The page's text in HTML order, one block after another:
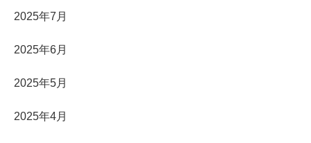
2025年7月
2025年6月
2025年5月
2025年4月